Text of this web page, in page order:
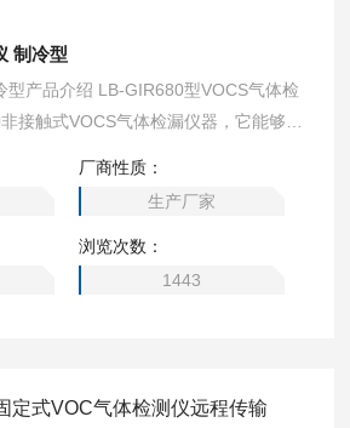
制冷型
型VOCS气体检
接触式VOCS气体检漏仪器，它能够快
精确测温，实现VOCs天然气管道和设
位。
厂商性质：
生产厂家
浏览次数：
1443